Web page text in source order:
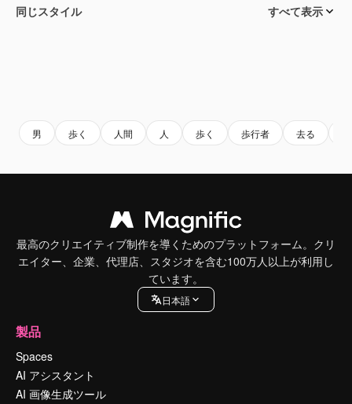
同じスタイル すべて表示
男 歩く 人間 人 歩く 歩行者 去る
最高のクリエイティブ制作を導くためのプラットフォーム。クリ
エイター、企業、代理店、スタジオを含む100万人以上が利用し
ています。
日本語
製品
Spaces
AI アシスタント
AI 画像生成ツール